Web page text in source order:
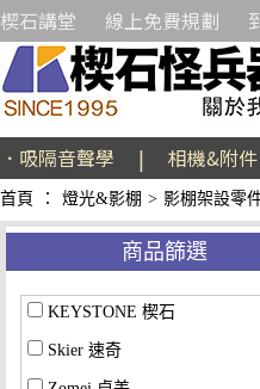
楔石講堂 線上免費規劃
．吸隔音聲學 | 相機&附件
首頁 ： 燈光&影棚 > 影棚架設零
商品篩選
KEYSTONE 楔石
Skier 速奇